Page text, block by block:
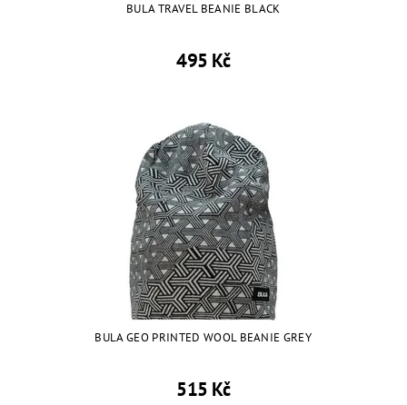
BULA TRAVEL BEANIE BLACK
495 Kč
BULA GEO PRINTED WOOL BEANIE GREY
515 Kč